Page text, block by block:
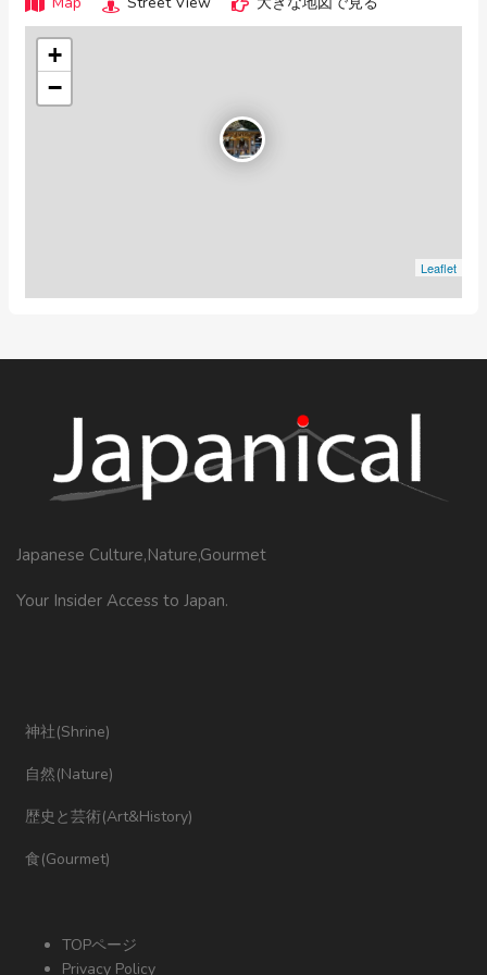
+
−
Leaflet
Japanese Culture,Nature,Gourmet
Your Insider Access to Japan.
神社(Shrine)
自然(Nature)
歴史と芸術(Art&History)
食(Gourmet)
TOPページ
Privacy Policy